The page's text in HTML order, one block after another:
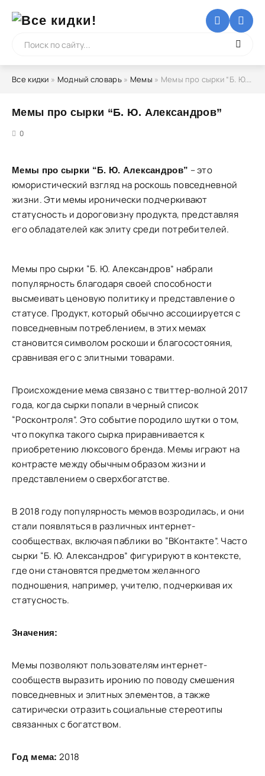
Все кидки » Модный словарь» Мемы » Мемы про сырки “Б. Ю. Александров”
Мемы про сырки “Б. Ю. Александров”
0
Мемы про сырки “Б. Ю. Александров” – это
юмористический взгляд на роскошь повседневной
жизни. Эти мемы иронически подчеркивают
статусность и дороговизну продукта, представляя
его обладателей как элиту среди потребителей.
Мемы про сырки “Б. Ю. Александров” набрали
популярность благодаря своей способности
высмеивать ценовую политику и представление о
статусе. Продукт, который обычно ассоциируется с
повседневным потреблением, в этих мемах
становится символом роскоши и благосостояния,
сравнивая его с элитными товарами.
Происхождение мема связано с твиттер-волной 2017
года, когда сырки попали в черный список
“Росконтроля”. Это событие породило шутки о том,
что покупка такого сырка приравнивается к
приобретению люксового бренда. Мемы играют на
контрасте между обычным образом жизни и
представлением о сверхбогатстве.
В 2018 году популярность мемов возродилась, и они
стали появляться в различных интернет-
сообществах, включая паблики во “ВКонтакте”. Часто
сырки “Б. Ю. Александров” фигурируют в контексте,
где они становятся предметом желанного
подношения, например, учителю, подчеркивая их
статусность.
Значения:
Мемы позволяют пользователям интернет-
сообществ выразить иронию по поводу смешения
повседневных и элитных элементов, а также
сатирически отразить социальные стереотипы
связанных с богатством.
Год мема: 2018